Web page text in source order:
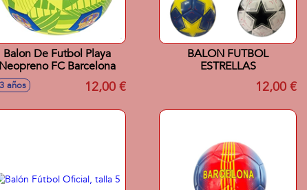
Balon De Futbol Playa
Neopreno FC Barcelona
3 años 12,00 €
BALON FUTBOL
ESTRELLAS
12,00 €